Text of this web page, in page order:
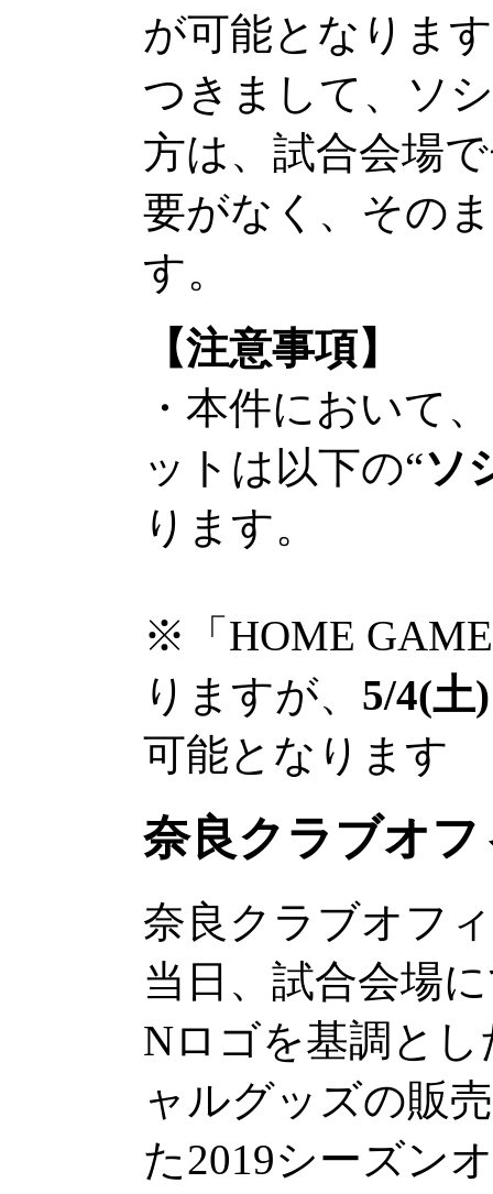
が可能となりま
つきまして、ソ
方は、試合会場
要がなく、その
す。
【注意事項】
・本件において
ットは以下の“ソ
ります。
※「HOME
りますが、 5/4(土
可能となります
奈良クラブオ
奈良クラブオフ
当日、試合会場
Nロゴを基調と
ャルグッズの販
た2019シーズン